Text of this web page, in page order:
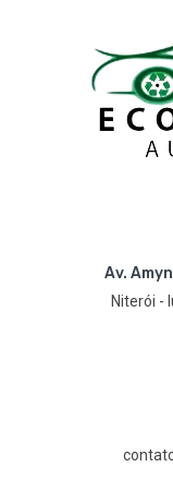
Av.
Niterói -